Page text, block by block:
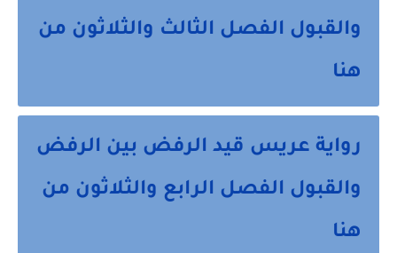
والقبول الفصل الثالث والثلاثون من
هنا
رواية عريس قيد الرفض بين الرفض
والقبول الفصل الرابع والثلاثون من
هنا